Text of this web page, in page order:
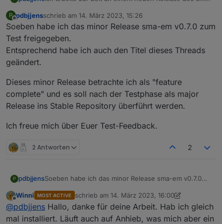
Insbesondere die schon lange überfällige
Verringerung der Systemlast durch den sma-em soll
hierbei durch einstellbare Aktualisierungsintervalle für
Realzeitdaten (wie z.B. Momentanleistung) und Nicht-
Realzeitdaten (wie z.B. Zähler) realisiert werden.
https://github.com/pdbjjens/ioBroker.sma-em.git
installieren.
Aber VORSICHT: es ist ein Pre-Alpha Stand und Ihr
solltet wissen, was Ihr tut - insbesondere nicht auf
einem produktiven ioBroker installieren!
Aber ich wäre wirklich über jedes Feedback erfreut -
Funktion euren Erwartungen und Anforderungen
P
Offline
pdbjjensschrieb am 14. März 2023, 15:26
zuletzt editiert von
Soeben habe ich das minor Release sma-em v0.7.0 zum
Test freigegeben.
Entsprechend habe ich auch den Titel dieses Threads
geändert.
Dieses minor Release betrachte ich als "feature
complete" und es soll nach der Testphase als major
Release ins Stable Repository überführt werden.
Ich freue mich über Euer Test-Feedback.
2 Antworten 2
P pdbjjensSoeben habe ich das minor Release sma-em v0.7.0
Entsprechend habe ich auch den Titel dieses Threads
geändert.
Dieses minor Release betrachte ich als "feature
complete" und es soll nach der Testphase als major
Release ins Stable Repository überführt werden.
Ich freue mich über Euer Test-Feedback.
Offline
Winni MOST ACTIVE schrieb am 14. März 2023, 16:00
zuletzt editiert von Winni
@pdbjjens Hallo, danke für deine Arbeit. Hab ich gleich
mal installiert. Läuft auch auf Anhieb, was mich aber ein